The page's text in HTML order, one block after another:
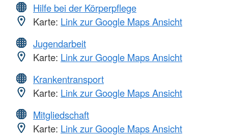
Hilfe bei der Körperpflege
Karte: Link zur Google Maps Ansicht
Jugendarbeit
Karte: Link zur Google Maps Ansicht
Krankentransport
Karte: Link zur Google Maps Ansicht
Mitgliedschaft
Karte: Link zur Google Maps Ansicht